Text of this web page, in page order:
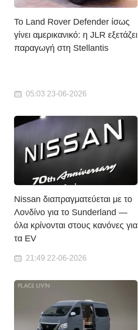
Το Land Rover Defender ίσως
γίνει αμερικανικό: η JLR εξετάζει
παραγωγή στη Stellantis
05:03 23-06-2026
Nissan διαπραγματεύεται με το
Λονδίνο για το Sunderland —
όλα κρίνονται στους κανόνες για
τα EV
21:49 22-06-2026